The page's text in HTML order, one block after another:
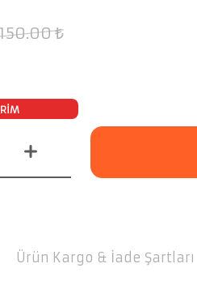
₺
Ürün Kargo & İade Şartları